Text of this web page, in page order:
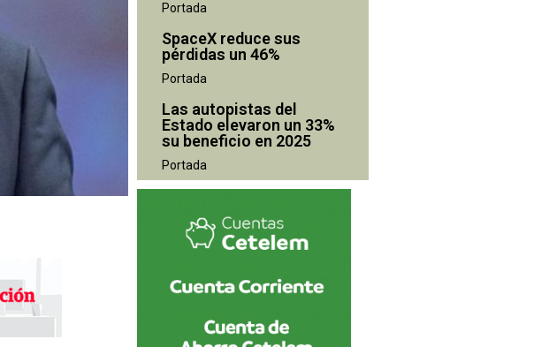
Portada
SpaceX reduce sus
pérdidas un 46%
Portada
Las autopistas del
Estado elevaron un 33%
su beneficio en 2025
Portada